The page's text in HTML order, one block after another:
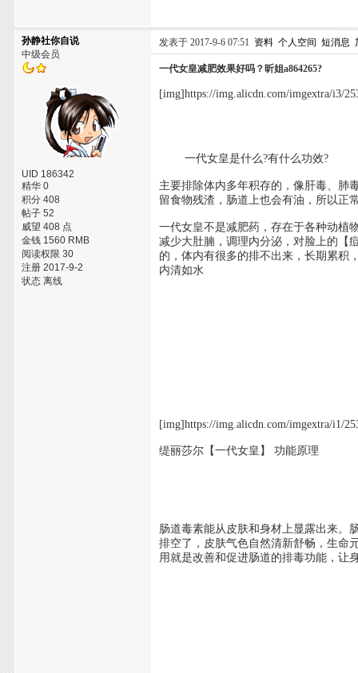
孙静社你自说
中级会员
UID 186342
精华 0
积分 408
帖子 52
威望 408 点
金钱 1560 RMB
阅读权限 30
注册 2017-9-2
状态 离线
发表于 2017-9-6 07:51 资料 个人空间 短消息
一代女皇减肥效果好吗？昕姐a864265?
[img]https://img.alicdn.com/imgextra/i3/
一代女皇是什么?有什么功效?
主要排除体内多年积存的，像肝毒、肺
留食物残渣，肠道上也会有油，所以正
一代女皇不是减肥药，存在于各种动植
减少大肚腩，调理内分泌，对脸上的【
的，体内有很多的排不出来，长期累积
内清如水
[img]https://img.alicdn.com/imgextra/i1/
缇丽莎尔【一代女皇】 功能原理
肠道毒素能从皮肤和身材上显露出来。
排空了，皮肤气色自然清新舒畅，生命
用就是改善和促进肠道的排毒功能，让